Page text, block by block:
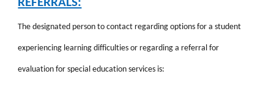
REFERRALS:
The designated person to contact regarding options for a student
experiencing learning difficulties or regarding a referral for
evaluation for special education services is: